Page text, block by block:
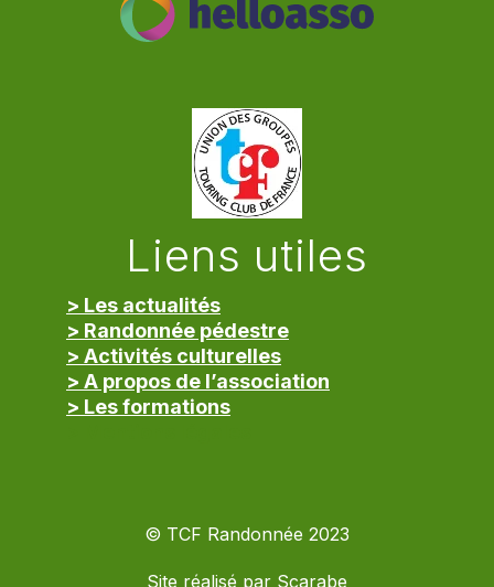
Liens utiles
> Les actualités
> Randonnée pédestre
> Activités culturelles
> A propos de l’association
> Les formations
© TCF Randonnée 2023
Site réalisé par Scarabe